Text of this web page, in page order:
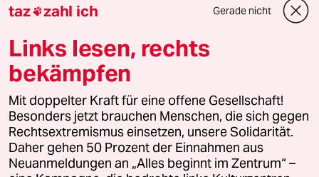
Downloads für Abonnierende
© 2026 taz Verlags und Vertriebs GmbH
Alle Rechte vorbehalten. Bei rechtlichen Fragen oder für Genehmigungen
wenden Sie sich bitte an
lizenzen@taz.de
Feedback Redaktionsstatut Kommune-Richtlinien
taz zahl ich Gerade nicht
Links lesen, rechts
bekämpfen
Mit doppelter Kraft für eine offene Gesellschaft!
Besonders jetzt brauchen Menschen, die sich gegen
Rechtsextremismus einsetzen, unsere Solidarität.
Daher gehen 50 Prozent der Einnahmen aus
Neuanmeldungen an „Alles beginnt im Zentrum“ –